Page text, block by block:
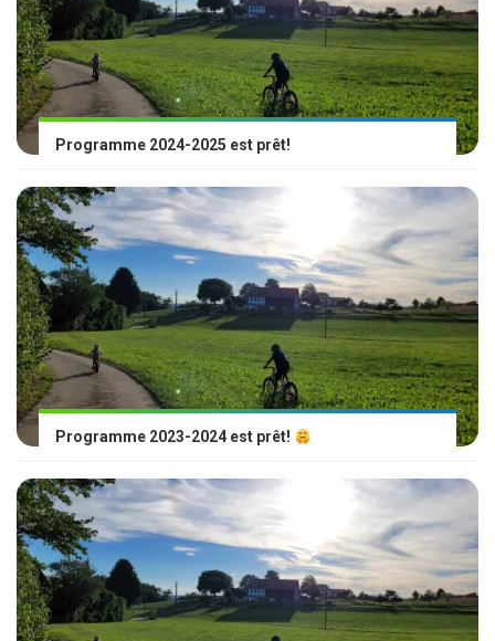
Programme 2024-2025 est prêt!
Programme 2023-2024 est prêt!